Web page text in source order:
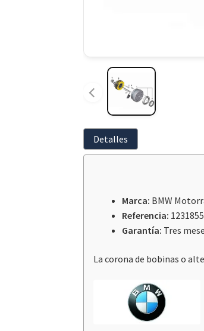
Detalles
Marca: BMW
Referencia:
Garantía: Tres
La corona de bobinas o